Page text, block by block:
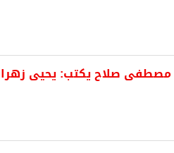
مصطفى صلاح يكتب: يحيى